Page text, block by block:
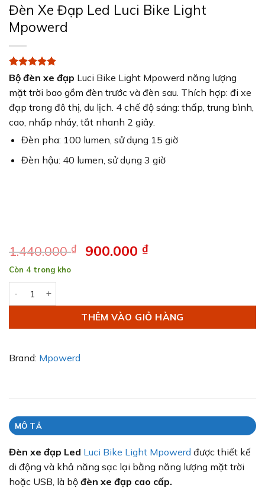
Đèn Xe Đạp Led Luci Bike Light
Mpowerd
5trên 5
dựa trên
33
đánh giá
Bộ đèn xe đạp Luci Bike Light Mpowerd năng lượng
mặt trời bao gồm đèn trước và đèn sau. Thích hợp: đi xe
đạp trong đô thị, du lịch. 4 chế độ sáng: thấp, trung bình,
cao, nhấp nháy, tắt nhanh 2 giây.
Đèn pha: 100 lumen, sử dụng 15 giờ
Đèn hậu: 40 lumen, sử dụng 3 giờ
1.440.000₫
Giá
900.000₫
900.000 ₫.
Còn 4 trong kho
Đèn Xe Đạp Led Luci Bike Light Mpowerd số lượng
THÊM VÀO GIỎ HÀNG
Brand: Mpowerd
MÔ TẢ
Đèn xe đạp Led Luci Bike Light Mpowerd được thiết kế
di động và khả năng sạc lại bằng năng lượng mặt trời
hoặc USB, là bộ đèn xe đạp cao cấp.